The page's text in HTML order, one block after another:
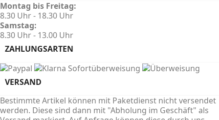
Montag bis Freitag:
8.30 Uhr - 18.30 Uhr
Samstag:
8.30 Uhr - 13.00 Uhr
ZAHLUNGSARTEN
VERSAND
Bestimmte Artikel können mit Paketdienst nicht versendet
werden. Diese sind dann mit "Abholung im Geschäft" als